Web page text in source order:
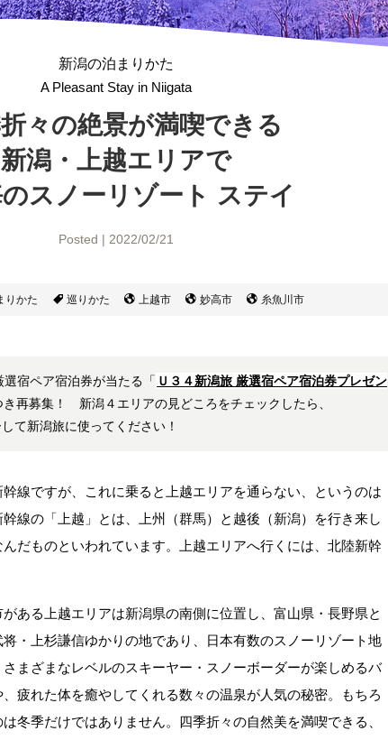
新潟の泊まりかた
A Pleasant Stay in Niigata
々の絶景が満喫できる
新潟・上越エリアで
スノーリゾート ステイ
Posted | 2022/02/21
りかた 巡りかた 上越市 妙高市 糸魚川市
宿ペア宿泊券が当たる「 Ｕ３４新潟旅 厳選宿ペア宿泊券プレゼン
き再募集！ 新潟４エリアの見どころをチェックしたら、
て新潟旅に使ってください！
線ですが、これに乗ると上越エリアを通らない、というのは
線の「上越」とは、上州（群馬）と越後（新潟）を行き来し
だものといわれています。上越エリアへ行くには、北陸新幹
がある上越エリアは新潟県の南側に位置し、富山県・長野県と
・上杉謙信ゆかりの地であり、日本有数のスノーリゾート地
まざまなレベルのスキーヤー・スノーボーダーが楽しめるバ
疲れた体を癒やしてくれる数々の温泉が人気の秘密。もちろ
冬季だけではありません。四季折々の自然美を満喫できる、